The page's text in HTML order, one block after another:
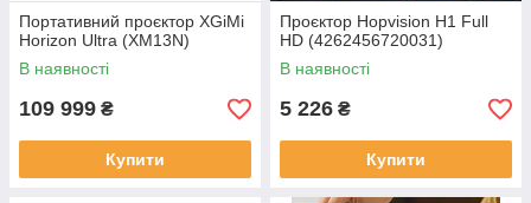
Портативний проєктор XGiMi
Horizon Ultra (XM13N)
В наявності
109 999 ₴
Купити
Проєктор Hopvision H1 Full
HD (4262456720031)
В наявності
5 226 ₴
Купити